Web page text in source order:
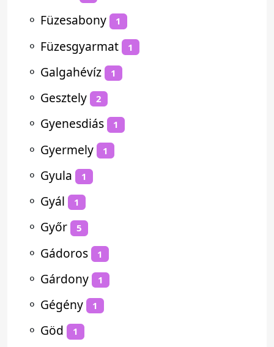
⚬ Füzesabony 1
⚬ Füzesgyarmat 1
⚬ Galgahévíz 1
⚬ Gesztely 2
⚬ Gyenesdiás 1
⚬ Gyermely 1
⚬ Gyula 1
⚬ Gyál 1
⚬ Győr 5
⚬ Gádoros 1
⚬ Gárdony 1
⚬ Gégény 1
⚬ Göd 1